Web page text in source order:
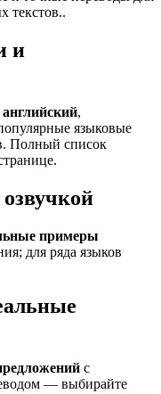
текстов..
и
,
языковые
Полный список
примеры
для ряда языков
с
— выбирайте